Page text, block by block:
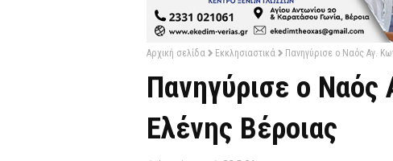
Αρχική σελίδα Εκκλησιαστικά Πανηγύρισε ο Ναός Αγ.
Πανηγύρισε ο Ναός
Ελένης Βέροιας